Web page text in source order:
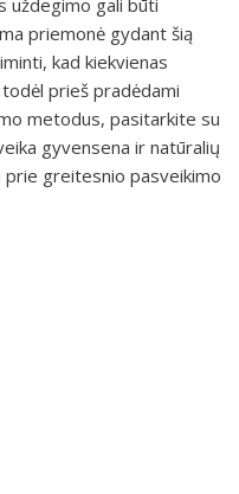
uždegimo gali būti
priemonė gydant šią
kad kiekvienas
prieš pradėdami
metodus, pasitarkite su
gyvensena ir natūralių
greitesnio pasveikimo